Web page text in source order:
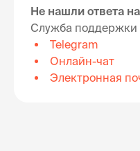
Не нашли ответа
Служба поддержки
Telegram
Онлайн-чат
Электронная